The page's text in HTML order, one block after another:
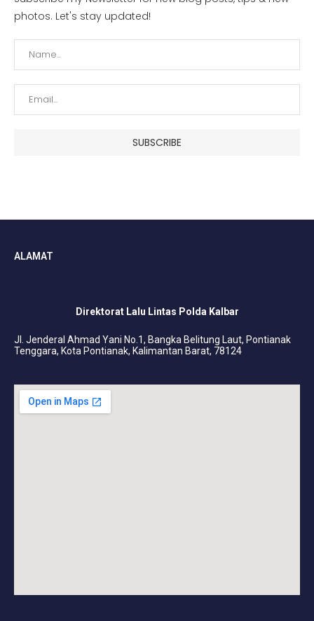
photos. Let's stay updated!
ALAMAT
Direktorat Lalu Lintas Polda Kalbar
Jl. Jenderal Ahmad Yani No.1, Bangka Belitung Laut, Pontianak
Tenggara, Kota Pontianak, Kalimantan Barat, 78124